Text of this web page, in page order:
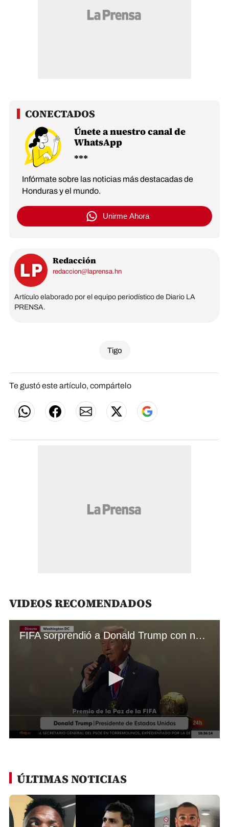
Únete a nuestro canal de
WhatsApp
Infórmate sobre las noticias más destacadas de
Honduras y el mundo.
Unirme Ahora
Redacción
redaccion@laprensa.hn
Artículo elaborado por el equipo periodístico de Diario LA
PRENSA.
Tigo
Te gustó este artículo, compártelo
VIDEOS RECOMENDADOS
FIFA sorprendió a Donald Trump con nuevo premio en el sorteo del Mundial 2026
minute,
11 ÚLTIMAS NOTICIAS